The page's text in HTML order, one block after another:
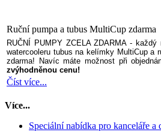
Ruční pumpa a tubus MultiCup zdarma
RUČNÍ PUMPY ZCELA ZDARMA -
watercooleru tubus na kelímky MultiCup a
zdarma! Navíc máte možnost při
zvýhodněnou cenu!
Číst více...
Více...
Speciální nabídka pro kanceláře a